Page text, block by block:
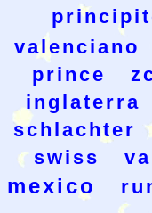
valenciano
prince
inglaterra
schlachter
swiss
mexico